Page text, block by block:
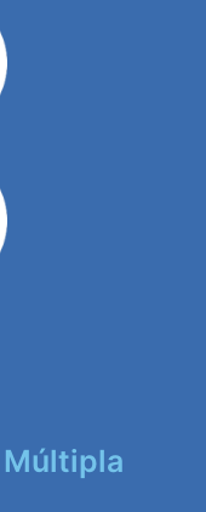
Múltipla